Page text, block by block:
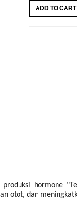
ADD TO CART
hormone
otot, dan